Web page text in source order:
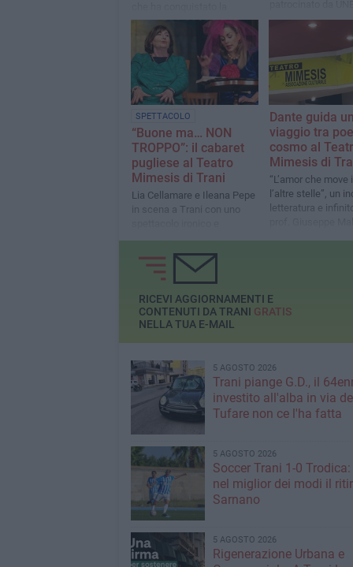
stagione invernale torna per
tre imperdibili appuntamenti
a luglio.
Società Dante
SPETTACOLO
“Buone ma… NON
TROPPO”: il cabaret
pugliese al Teatro
Mimesis di Trani
Lia Cellamare e Ileana Pepe
in scena a Trani con uno
irriverente tutto al femminile
Dante guida un
viaggio tra
cosmo al
Mimesis di
“L’amor che move
l’altre stelle”, un
letteratura e
prof. Giuseppe
RICEVI AGGIORNAMENTI E
CONTENUTI DA TRANI GRATIS
NELLA TUA E-MAIL
5 AGOSTO 2026
Trani piange G.D., il
investito all'alba in via
Tufare non ce l'ha fatta
5 AGOSTO 2026
Soccer Trani 1-0
nel miglior dei modi il
Sarnano
5 AGOSTO 2026
Rigenerazione Urbana e